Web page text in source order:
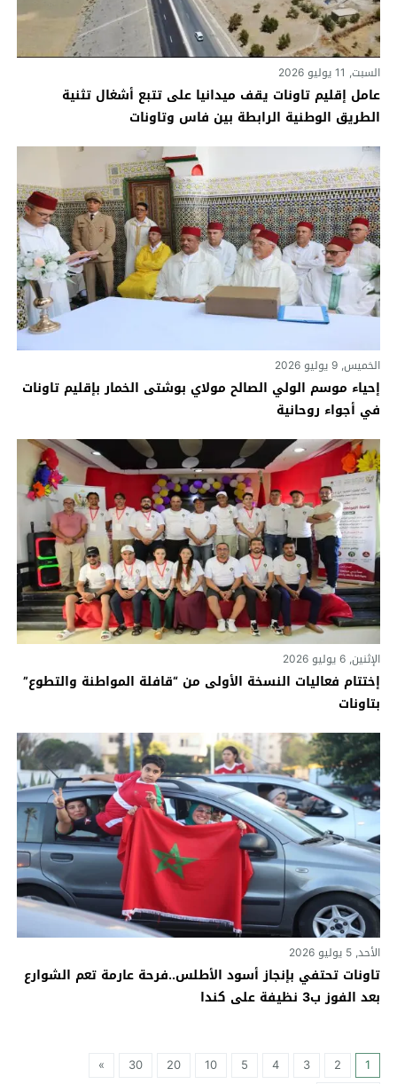
السبت, 11 يوليو 2026
عامل إقليم تاونات يقف ميدانيا على تتبع أشغال تثنية
الطريق الوطنية الرابطة بين فاس وتاونات
الخميس, 9 يوليو 2026
إحياء موسم الولي الصالح مولاي بوشتى الخمار بإقليم تاونات
في أجواء روحانية
الإثنين, 6 يوليو 2026
إختتام فعاليات النسخة الأولى من “قافلة المواطنة والتطوع”
بتاونات
الأحد, 5 يوليو 2026
تاونات تحتفي بإنجاز أسود الأطلس..فرحة عارمة تعم الشوارع
بعد الفوز ب3 نظيفة على كندا
1
2
3
4
5
10
20
30
»